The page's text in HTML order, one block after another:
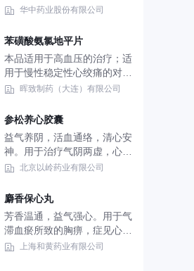
华中药业股份有限公司
苯磺酸氨氯地平片
本品适用于高血压的治疗；适
用于慢性稳定性心绞痛的对症
治疗；用于确诊或可疑的血管
独应用，也可与其他抗高血压
药物、抗心绞痛药物联合应
用。
晖致制药（大连）有限公司
参松养心胶囊
益气养阴，活血通络，清心安
神。用于治疗气阴两虚，心络
瘀阻引起的冠心病室性早搏，
则加剧，胸部闷痛，失眠多
北京以岭药业有限公司
麝香保心丸
芳香温通，益气强心。用于气
滞血瘀所致的胸痹，症见心前
区疼痛、固定不移；心肌缺血
上海和黄药业有限公司